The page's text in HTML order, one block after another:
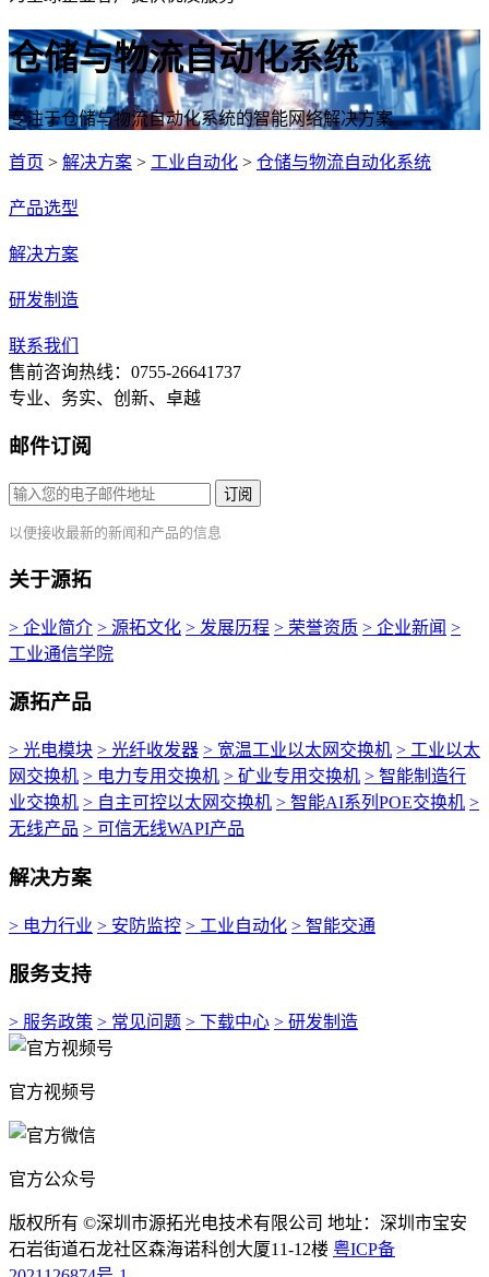
仓储与物流自动化系统
专注于仓储与物流自动化系统的智能网络解决方案
首页 > 解决方案 > 工业自动化 > 仓储与物流自动化系统
产品选型
解决方案
研发制造
联系我们
售前咨询热线：0755-26641737
专业、务实、创新、卓越
邮件订阅
订阅
以便接收最新的新闻和产品的信息
关于源拓
> 企业简介 > 源拓文化 > 发展历程 > 荣誉资质 > 企业新闻 >
工业通信学院
源拓产品
> 光电模块 > 光纤收发器 > 宽温工业以太网交换机 > 工业以太
网交换机 > 电力专用交换机 > 矿业专用交换机 > 智能制造行
业交换机 > 自主可控以太网交换机 > 智能AI系列POE交换机 >
无线产品 > 可信无线WAPI产品
解决方案
> 电力行业 > 安防监控 > 工业自动化 > 智能交通
服务支持
> 服务政策 > 常见问题 > 下载中心 > 研发制造
官方视频号
官方公众号
版权所有 ©深圳市源拓光电技术有限公司 地址：深圳市宝安
石岩街道石龙社区森海诺科创大厦11-12楼 粤ICP备